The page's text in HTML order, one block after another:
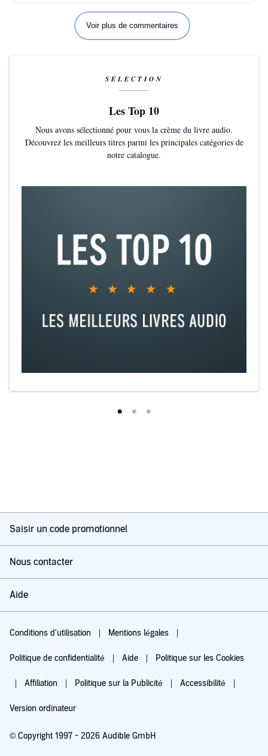
Voir plus de commentaires
SÉLECTION
Les Top 10
Nous avons sélectionné pour vous la crème du livre audio.
Découvrez les meilleurs titres parmi les principales catégories de
notre catalogue.
Saisir un code promotionnel
Nous contacter
Aide
Conditions d'utilisation Mentions légales
Politique de confidentialité Aide Politique sur les Cookies
Affiliation Politique sur la Publicité Accessibilité
Version ordinateur
© Copyright 1997 - 2026 Audible GmbH